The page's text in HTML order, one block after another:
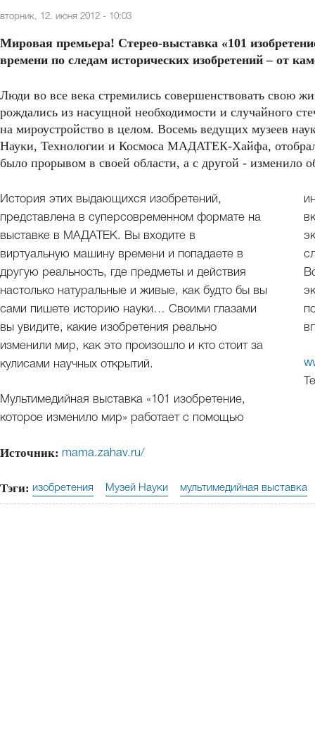
вторник, 12. июня 2012 - 10:03
Мировая премьера! Стерео-выставка «101
времени по следам исторических изобретений – от
Люди во все века стремились совершенствовать свою
рождались из насущной необходимости и случайного
на мироустройство в целом. Восемь ведущих музеев
Науки, Технологии и Космоса МАДАТЕК-Хайфа,
было прорывом в своей области, а с другой - изменило
История этих выдающихся изобретений,
представлена в суперсовременном формате на
выставке в МАДАТЕК. Вы входите в
виртуальную машину времени и попадаете в
другую реальность, где предметы и действия
настолько натуральные и живые, как будто бы вы
сами пишете историю науки… Своими глазами
вы увидите, какие изобретения реально
изменили мир, как это произошло и кто стоит за
кулисами научных открытий.
Мультимедийная выставка «101 изобретение,
которое изменило мир» работает с помощью
Источник: mama.zahav.ru/
Тэги: изобретения Музей Науки мультимедийная выставка